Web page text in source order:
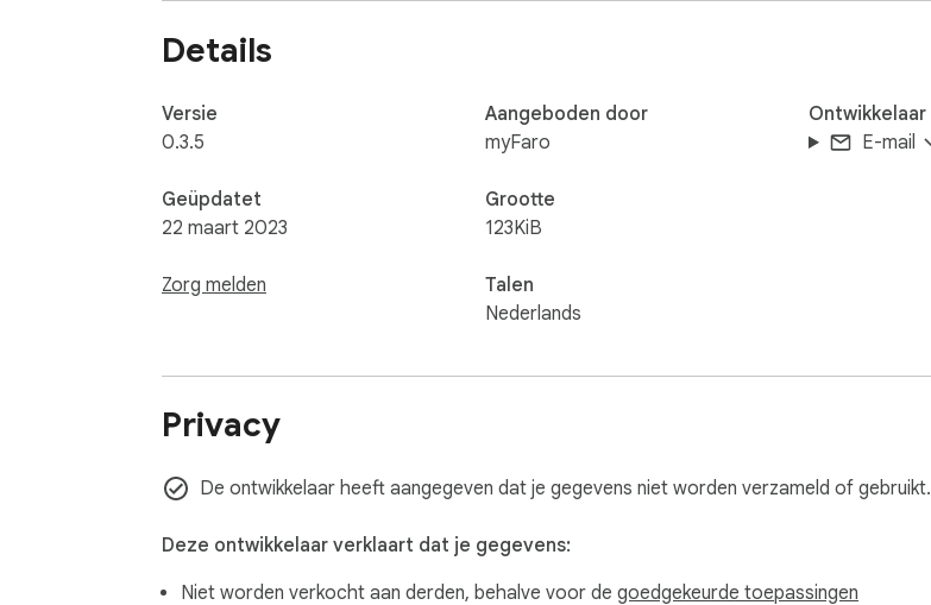
Details
Versie
0.3.5
Geüpdatet
22 maart 2023
Zorg melden
Aangeboden door
myFaro
Grootte
123KiB
Talen
Nederlands
Ontwikkelaar
E-mail
Privacy
De ontwikkelaar heeft aangegeven dat je gegevens niet worden verzameld of gebruikt.
Deze ontwikkelaar verklaart dat je gegevens:
Niet worden verkocht aan derden, behalve voor de goedgekeurde toepassingen